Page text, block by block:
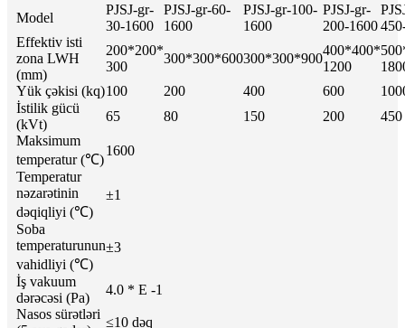
Model
PJSJ-gr-
30-1600
PJSJ-gr-60-
1600
PJSJ-gr-100-
1600
PJSJ-gr-
200-1600
Effektiv isti
zona LWH
(mm)
200*200*
300
300*300*600300*300*900
400*400*
1200
Yük çəkisi (kq)100 200 400 600
İstilik gücü
(kVt)
65 80 150 200
450
Maksimum
temperatur (℃)
1600
Temperatur
nəzarətinin
dəqiqliyi (℃)
±1
Soba
temperaturunun
vahidliyi (℃)
±3
İş vakuum
dərəcəsi (Pa)
4.0 * E -1
Nasos sürətləri
≤10 dəq